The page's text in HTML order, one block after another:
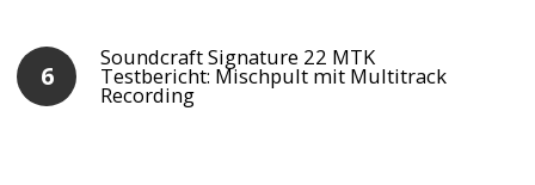
Soundcraft Signature 22 MTK
Testbericht: Mischpult mit Multitrack
Recording